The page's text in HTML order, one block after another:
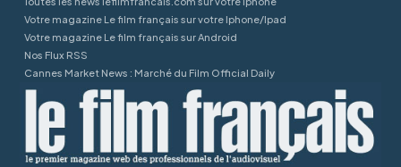
Votre magazine Le film français sur votre Iphone/Ipad
Votre magazine Le film français sur Android
Nos Flux RSS
Cannes Market News : Marché du Film Official Daily